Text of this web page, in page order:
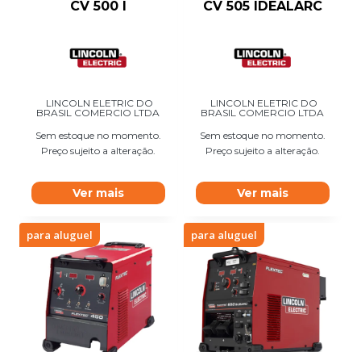
CV 500 I
LINCOLN ELETRIC DO
BRASIL COMERCIO LTDA
Sem estoque no momento.
Preço sujeito a alteração.
Ver mais
CV 505 IDEALARC
LINCOLN ELETRIC DO
BRASIL COMERCIO LTDA
Sem estoque no momento.
Preço sujeito a alteração.
Ver mais
para aluguel para aluguel